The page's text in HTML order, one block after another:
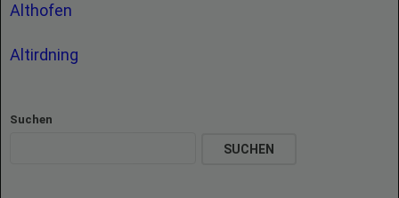
Althofen
Altirdning
Suchen
SUCHEN